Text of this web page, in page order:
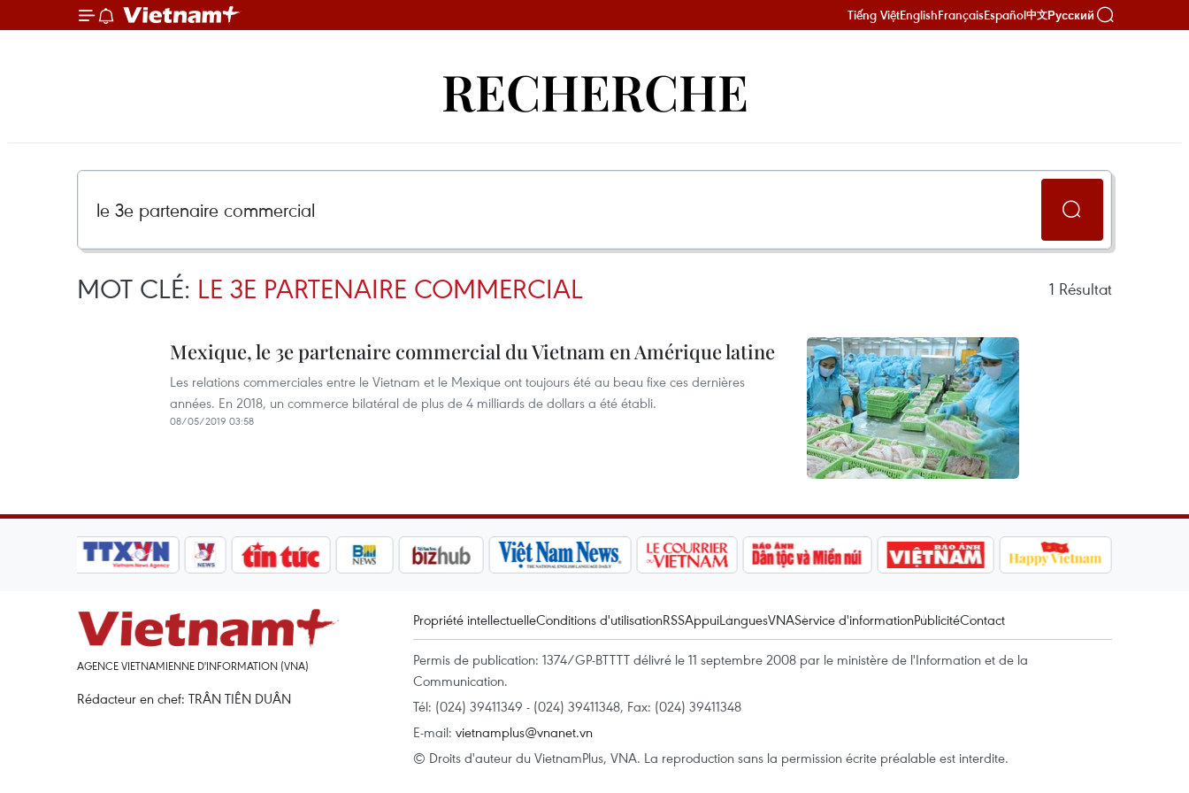
Tiếng ViệtEnglishFrançaisEspañol中文Русский
RECHERCHE
MOT CLÉ: LE 3E PARTENAIRE COMMERCIAL 1 Résultat
Mexique, le 3e partenaire commercial du Vietnam en Amérique latine
Les relations commerciales entre le Vietnam et le Mexique ont toujours été au beau fixe ces dernières
années. En 2018, un commerce bilatéral de plus de 4 milliards de dollars a été établi.
08/05/2019 03:58
AGENCE VIETNAMIENNE D'INFORMATION (VNA)
Rédacteur en chef: TRÂN TIÊN DUÂN
Propriété intellectuelleConditions d'utilisationRSSAppuiLanguesVNAService d'informationPublicitéContact
Permis de publication: 1374/GP-BTTTT délivré le 11 septembre 2008 par le ministère de l'Information et de la
Communication.
Tél: (024) 39411349 - (024) 39411348, Fax: (024) 39411348
E-mail: vietnamplus@vnanet.vn
© Droits d'auteur du VietnamPlus, VNA. La reproduction sans la permission écrite préalable est interdite.